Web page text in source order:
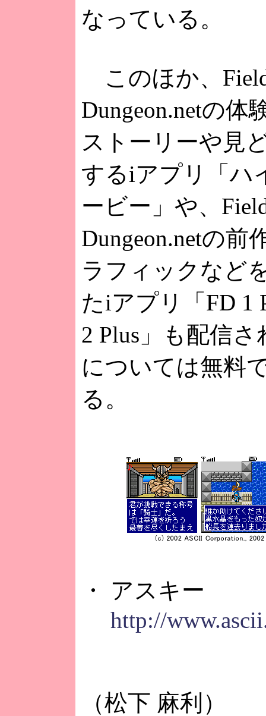
なっている。
このほか、
Dungeon.netの体
ストーリーや見
するiアプリ「ハ
ービー」や、
Dungeon.netの前
ラフィックなど
たiアプリ「FD 1
2 Plus」も配信
については無料
る。
・ アスキー
http://
（松下 麻利）